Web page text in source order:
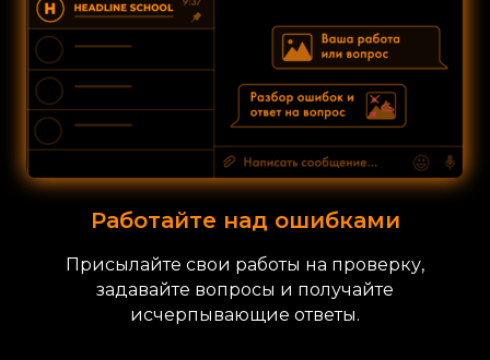
Работайте над ошибками
Присылайте свои работы на проверку,
задавайте вопросы и получайте
исчерпывающие ответы.